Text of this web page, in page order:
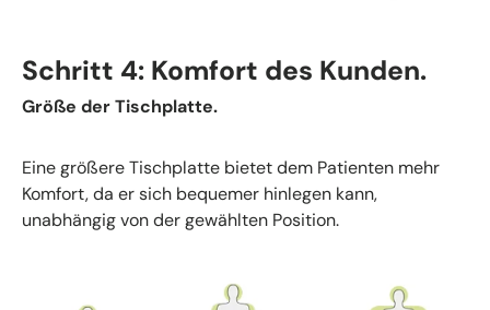
Schritt 4: Komfort des Kunden.
Größe der Tischplatte.
Eine größere Tischplatte bietet dem Patienten mehr
Komfort, da er sich bequemer hinlegen kann,
unabhängig von der gewählten Position.